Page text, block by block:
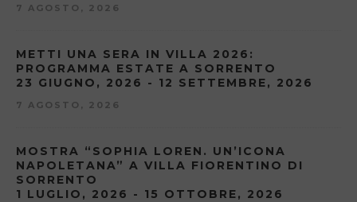
7 AGOSTO, 2026
METTI UNA SERA IN VILLA 2026:
PROGRAMMA ESTATE A SORRENTO
23 GIUGNO, 2026 - 12 SETTEMBRE, 2026
7 AGOSTO, 2026
MOSTRA “SOPHIA LOREN. UN’ICONA
NAPOLETANA” A VILLA FIORENTINO DI
SORRENTO
1 LUGLIO, 2026 - 15 OTTOBRE, 2026